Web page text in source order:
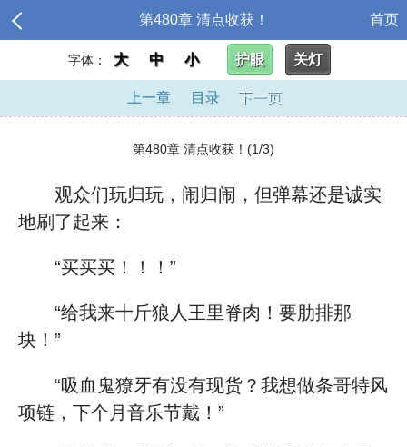
第480章 清点收获！ 首页
字体： 大 中 小 护眼 关灯
上一章 目录 下一页
第480章 清点收获！(1/3)
观众们玩归玩，闹归闹，但弹幕还是诚实
地刷了起来：
“买买买！！！”
“给我来十斤狼人王里脊肉！要肋排那
块！”
“吸血鬼獠牙有没有现货？我想做条哥特风
项链，下个月音乐节戴！”